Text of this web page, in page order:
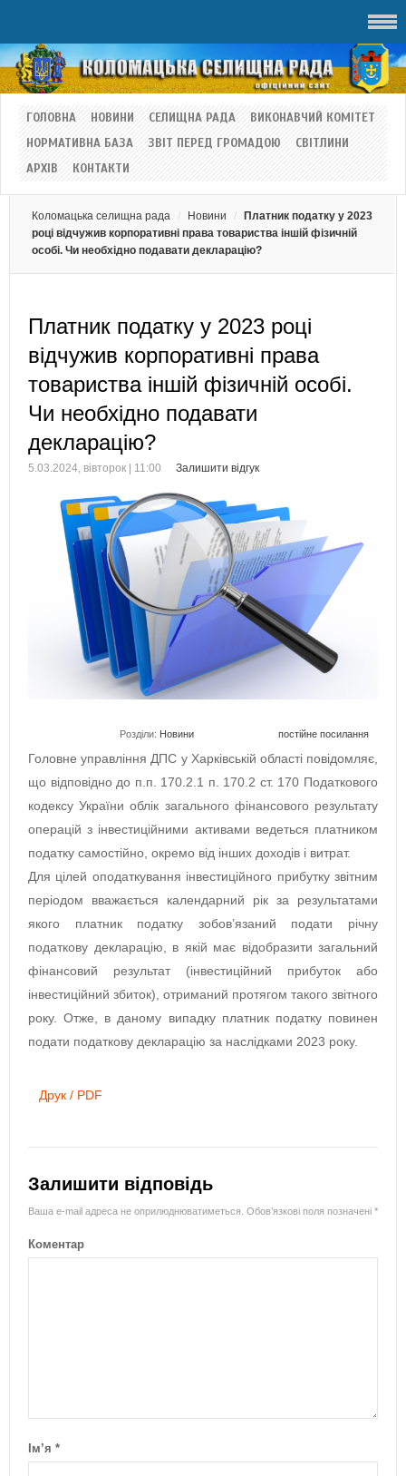
ГОЛОВНА НОВИНИ СЕЛИЩНА РАДА
ВИКОНАВЧИЙ КОМІТЕТ
НОРМАТИВНА БАЗА
ЗВІТ ПЕРЕД ГРОМАДОЮ
СВІТЛИНИ
АРХІВ
КОНТАКТИ
Коломацька селищна рада Новини
Платник податку у 2023
році відчужив корпоративні права товариства іншій фізичній
особі. Чи необхідно подавати декларацію?
Платник податку у 2023 році
відчужив корпоративні права
товариства іншій фізичній особі.
Чи необхідно подавати
декларацію?
5.03.2024, вівторок | 11:00 Залишити відгук
Розділи: Новини постійне посилання
Головне управління ДПС у Харківській області повідомляє,
що відповідно до п.п. 170.2.1 п. 170.2 ст. 170 Податкового
кодексу України облік загального фінансового результату
операцій з інвестиційними активами ведеться платником
податку самостійно, окремо від інших доходів і витрат.
Для цілей оподаткування інвестиційного прибутку звітним
періодом вважається календарний рік за результатами
якого платник податку зобов’язаний подати річну
податкову декларацію, в якій має відобразити загальний
фінансовий результат (інвестиційний прибуток або
інвестиційний збиток), отриманий протягом такого звітного
року. Отже, в даному випадку платник податку повинен
подати податкову декларацію за наслідками 2023 року.
Друк / PDF
Залишити відповідь
Ваша e-mail адреса не оприлюднюватиметься. Обов’язкові поля позначені *
Коментар
Ім’я *